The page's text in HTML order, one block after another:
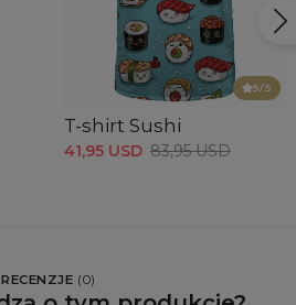
5/5
T-shirt Sushi
41,95 USD 83,95 USD
RECENZJE (0)